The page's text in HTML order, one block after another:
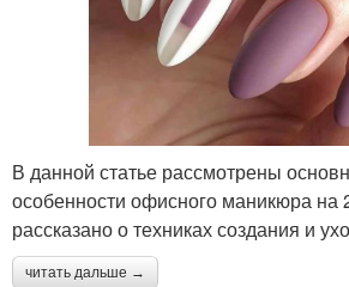
В данной статье рассмотрены
особенности офисного маникюра на
рассказано о техниках создания и
читать дальше →